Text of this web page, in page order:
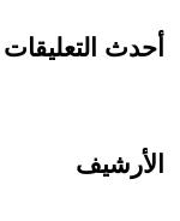
أحدث التعليقات
الأرشيف